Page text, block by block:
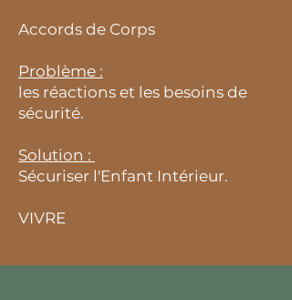
Accords de Corps
Problème :
les réactions et les besoins de
sécurité.
Solution :
Sécuriser l'Enfant Intérieur.
VIVRE